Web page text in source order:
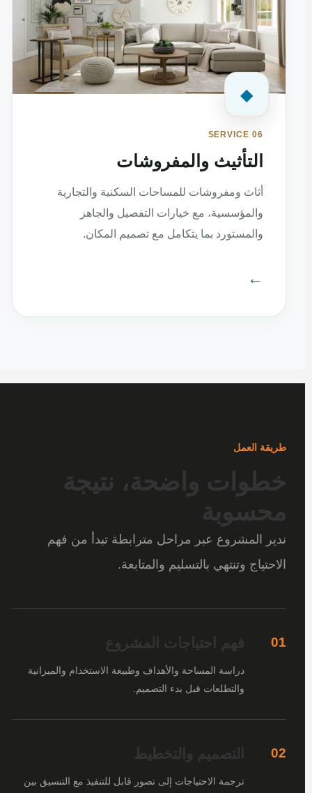
◆
SERVICE 06
التأثيث والمفروشات
أثاث ومفروشات للمساحات السكنية والتجارية
والمؤسسية، مع خيارات التفصيل والجاهز
والمستورد بما يتكامل مع تصميم المكان.
←
طريقة العمل
خطوات واضحة، نتيجة
محسوبة
ندير المشروع عبر مراحل مترابطة تبدأ من فهم
الاحتياج وتنتهي بالتسليم والمتابعة.
01 فهم احتياجات المشروع
دراسة المساحة والأهداف وطبيعة الاستخدام والميزانية
والتطلعات قبل بدء التصميم.
02 التصميم والتخطيط
ترجمة الاحتياجات إلى تصور قابل للتنفيذ مع التنسيق بين